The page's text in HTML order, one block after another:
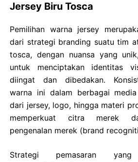
Jersey Biru Tosca
Pemilihan warna jersey
dari strategi branding suatu tim
tosca, dengan nuansa yang
untuk menciptakan identitas
diingat dan dibedakan.
warna ini dalam berbagai
dari jersey, logo, hingga materi
memperkuat citra merek
pengenalan merek (brand
Strategi pemasaran